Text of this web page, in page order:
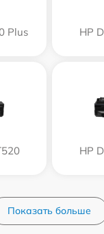
Plus HP
HP
Показать больше